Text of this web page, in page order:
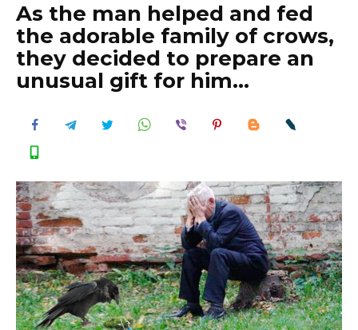
As the man helped and fed
the adorable family of crows,
they decided to prepare an
unusual gift for him…